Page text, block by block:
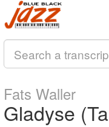
Fats Waller
Gladyse